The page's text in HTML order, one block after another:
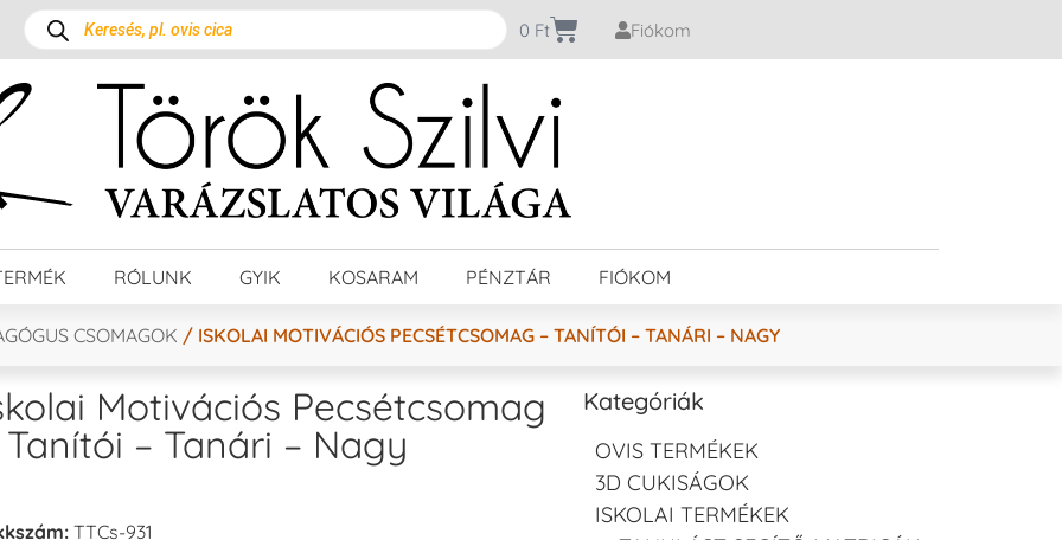
0 Ft Fiókom
RÓLUNK GYIK KOSARAM PÉNZTÁR FIÓKOM
CSOMAGOK / ISKOLAI MOTIVÁCIÓS PECSÉTCSOMAG – TANÍTÓI – TANÁRI – NAGY
Motivációs Pecsétcsomag
– Tanári – Nagy
TTCs-931
Kategóriák
OVIS TERMÉKEK
3D CUKISÁGOK
ISKOLAI TERMÉKEK